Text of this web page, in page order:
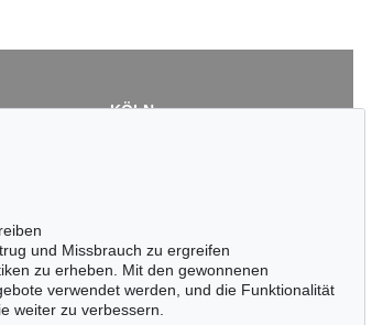
KÖLN
infokoeln@kettererkunst.de
und Missbrauch zu ergreifen
zu erheben. Mit den gewonnenen
verwendet werden, und die Funktionalität
weiter zu verbessern.